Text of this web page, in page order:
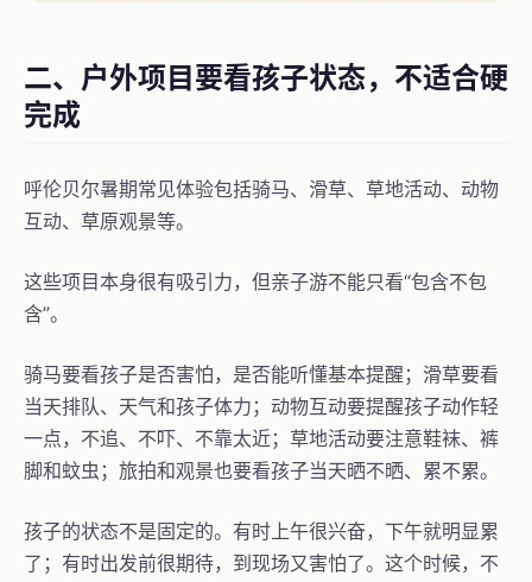
二、户外项目要看孩子状态，不适合硬
完成
呼伦贝尔暑期常见体验包括骑马、滑草、草地活动、动物
互动、草原观景等。
这些项目本身很有吸引力，但亲子游不能只看“包含不包
含”。
骑马要看孩子是否害怕，是否能听懂基本提醒；滑草要看
当天排队、天气和孩子体力；动物互动要提醒孩子动作轻
一点，不追、不吓、不靠太近；草地活动要注意鞋袜、裤
脚和蚊虫；旅拍和观景也要看孩子当天晒不晒、累不累。
孩子的状态不是固定的。有时上午很兴奋，下午就明显累
了；有时出发前很期待，到现场又害怕了。这个时候，不